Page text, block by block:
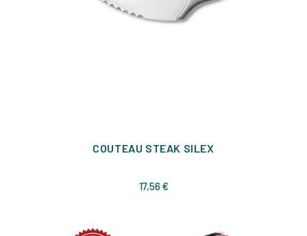
COUTEAU STEAK SILEX
17,56 €Prix